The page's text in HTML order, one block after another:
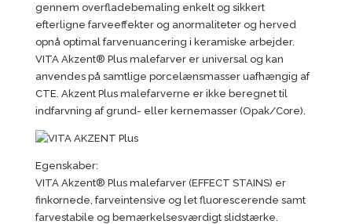
gennem overfladebemaling enkelt og sikkert
efterligne farveeffekter og anormaliteter og herved
opnå optimal farvenuancering i keramiske arbejder.
VITA Akzent® Plus malefarver er universal og kan
anvendes på samtlige porcelænsmasser uafhængig af
CTE. Akzent Plus malefarverne er ikke beregnet til
indfarvning af grund- eller kernemasser (Opak/Core).
Egenskaber:
VITA Akzent® Plus malefarver (EFFECT STAINS) er
finkornede, farveintensive og let fluorescerende samt
farvestabile og bemærkelsesværdigt slidstærke.